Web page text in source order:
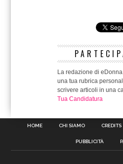
La redazione di
una tua rubrica
scrivere articoli in una
Tua Candidatura
HOME CHI SIAMO CREDITS
PUBBLICITÀ